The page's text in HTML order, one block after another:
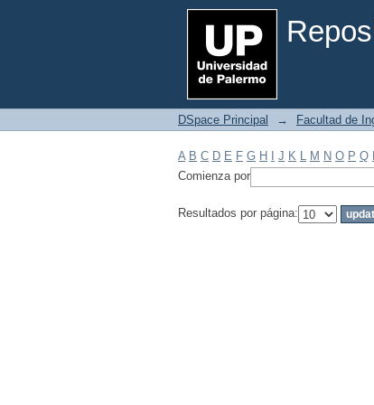
Filtrar por: Materia
DSpace Principal → Facultad de
A B C D E F G H J K L M N O P Q
Comienza por
Resultados por página: